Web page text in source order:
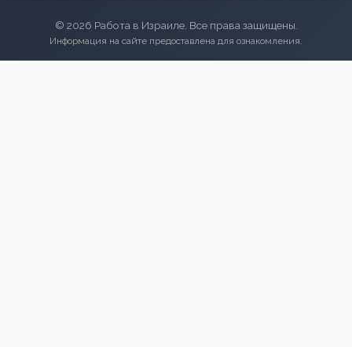
© 2026 Работа в Израиле. Все права защищены.
Информация на сайте предоставлена для ознакомления.